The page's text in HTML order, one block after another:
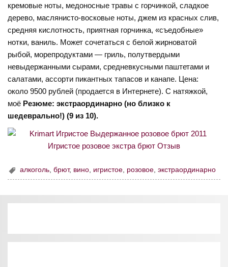
кремовые ноты, медоносные травы с горчинкой, сладкое
дерево, маслянисто-восковые ноты, джем из красных слив,
средняя кислотность, приятная горчинка, «съедобные»
нотки, ваниль. Может сочетаться с белой жирноватой
рыбой, морепродуктами — гриль, полутвердыми
невыдержанными сырами, средневкусными паштетами и
салатами, ассорти пикантных тапасов и канапе. Цена:
около 9500 рублей (продается в Интернете). С натяжкой,
моё Резюме: экстраординарно (но близко к
шедеврально!) (9 из 10).
алкоголь,брют, вино, игристое, розовое,экстраординарно